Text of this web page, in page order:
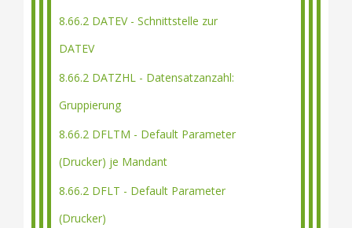
8.66.2 DATEV - Schnittstelle zur
DATEV
8.66.2 DATZHL - Datensatzanzahl:
Gruppierung
8.66.2 DFLTM - Default Parameter
(Drucker) je Mandant
8.66.2 DFLT - Default Parameter
(Drucker)